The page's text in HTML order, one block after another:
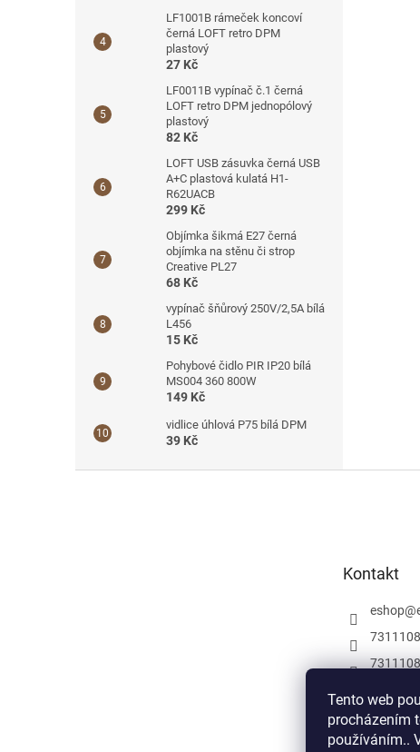
Tento web
procházením
používáním..
LF1001B rámeček koncoví
černá LOFT retro DPM
plastový
27 Kč
LF0011B vypínač č.1 černá
LOFT retro DPM jednopólový
plastový
82 Kč
LOFT USB zásuvka černá USB
A+C plastová kulatá H1-
R62UACB
299 Kč
Objímka šikmá E27 černá
objímka na stěnu či strop
Creative PL27
68 Kč
vypínač šňůrový 250V/2,5A bílá
L456
15 Kč
Pohybové čidlo PIR IP20 bílá
MS004 360 800W
149 Kč
vidlice úhlová P75 bílá DPM
39 Kč
Kontakt
eshop@
a